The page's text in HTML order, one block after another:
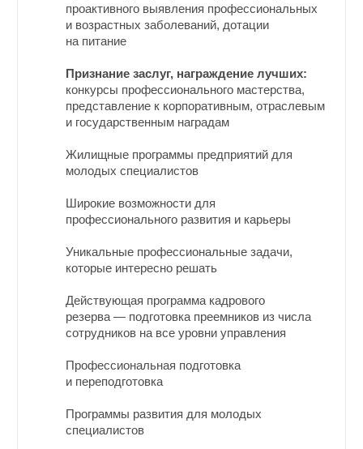
проактивного выявления профессиональных
и возрастных заболеваний, дотации
на питание
Признание заслуг, награждение лучших:
конкурсы профессионального мастерства,
представление к корпоративным, отраслевым
и государственным наградам
Жилищные программы предприятий для
молодых специалистов
Широкие возможности для
профессионального развития и карьеры
Уникальные профессиональные задачи,
которые интересно решать
Действующая программа кадрового
резерва — подготовка преемников из числа
сотрудников на все уровни управления
Профессиональная подготовка
и переподготовка
Программы развития для молодых
специалистов